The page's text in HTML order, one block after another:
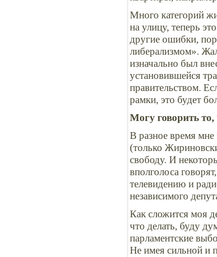
Много категорий
на улицу, теперь
другие ошибки,
либерализмом».
изначально был
установившейся
правительством.
рамки, это будет
Могу говорить
В разное время мне
(только
свободу. И
вполголоса
телевидению и
независимого
Как сложится моя
что делать, буду
парламентские
Не имея сильной и